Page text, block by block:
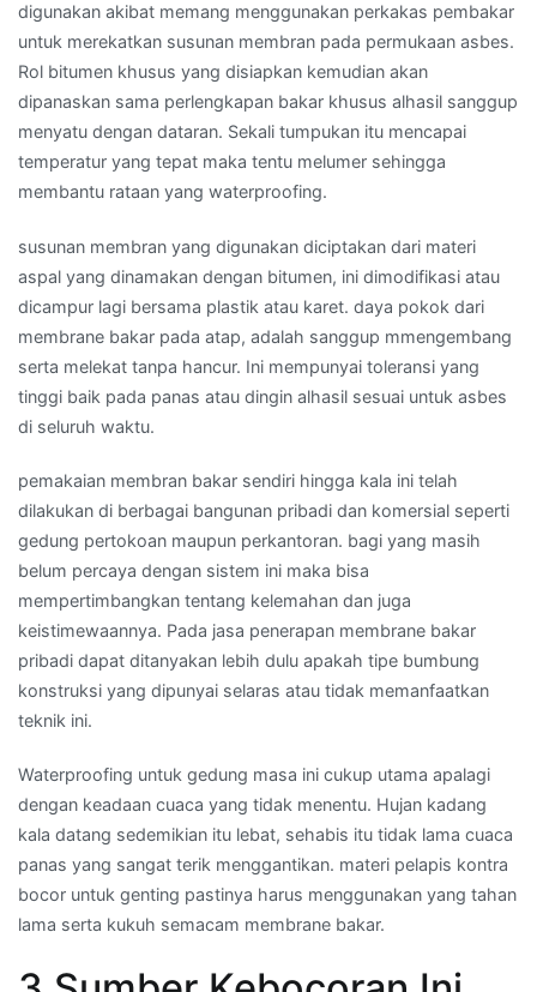
digunakan akibat memang menggunakan perkakas pembakar
untuk merekatkan susunan membran pada permukaan asbes.
Rol bitumen khusus yang disiapkan kemudian akan
dipanaskan sama perlengkapan bakar khusus alhasil sanggup
menyatu dengan dataran. Sekali tumpukan itu mencapai
temperatur yang tepat maka tentu melumer sehingga
membantu rataan yang waterproofing.
susunan membran yang digunakan diciptakan dari materi
aspal yang dinamakan dengan bitumen, ini dimodifikasi atau
dicampur lagi bersama plastik atau karet. daya pokok dari
membrane bakar pada atap, adalah sanggup mmengembang
serta melekat tanpa hancur. Ini mempunyai toleransi yang
tinggi baik pada panas atau dingin alhasil sesuai untuk asbes
di seluruh waktu.
pemakaian membran bakar sendiri hingga kala ini telah
dilakukan di berbagai bangunan pribadi dan komersial seperti
gedung pertokoan maupun perkantoran. bagi yang masih
belum percaya dengan sistem ini maka bisa
mempertimbangkan tentang kelemahan dan juga
keistimewaannya. Pada jasa penerapan membrane bakar
pribadi dapat ditanyakan lebih dulu apakah tipe bumbung
konstruksi yang dipunyai selaras atau tidak memanfaatkan
teknik ini.
Waterproofing untuk gedung masa ini cukup utama apalagi
dengan keadaan cuaca yang tidak menentu. Hujan kadang
kala datang sedemikian itu lebat, sehabis itu tidak lama cuaca
panas yang sangat terik menggantikan. materi pelapis kontra
bocor untuk genting pastinya harus menggunakan yang tahan
lama serta kukuh semacam membrane bakar.